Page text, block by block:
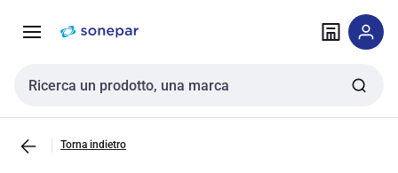
navigazione alla
Cerca input
Torna indietro